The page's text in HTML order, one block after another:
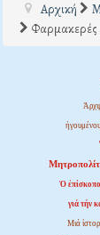
Αρχική
Φαρμακερές
Ὁ
γιά τήν
Μιά